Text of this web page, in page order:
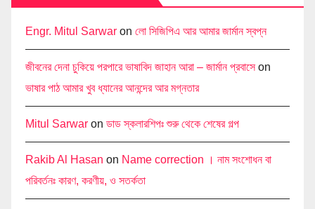
Engr. Mitul Sarwar on লো সিজিপিএ আর আমার জার্মান স্বপ্ন
জীবনের দেনা চুকিয়ে পরপারে ভাষাবিদ জাহান আরা – জার্মান প্রবাসেon
ভাষার পাঠ আমার খুব ধ্যানের আনন্দের আর মগ্নতার
Mitul Sarwar on ডাড স্কলারশিপঃ শুরু থেকে শেষের গল্প
Rakib Al Hasan on Name correction । নাম সংশোধন বা
পরিবর্তনঃ কারণ, করণীয়, ও সতর্কতা